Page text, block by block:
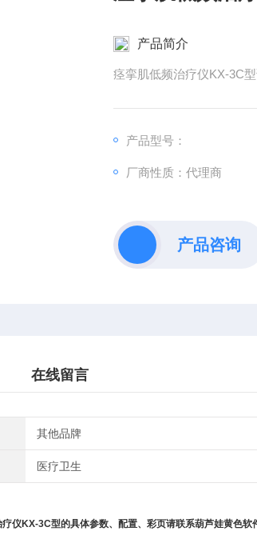
产品简介
痉挛肌低频治疗仪KX-3C
产品型号：
厂商性质：代理商
产品咨询
在线留言
其他品牌
医疗卫生
疗仪KX-3C型的具体参数、配置、彩页请联系葫芦娃黄色软